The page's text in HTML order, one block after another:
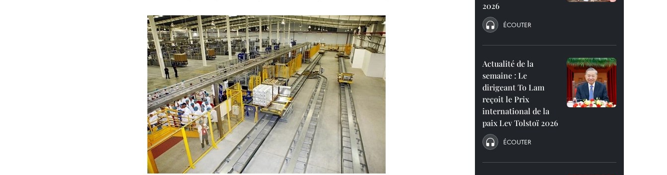
2026
ÉCOUTER
Actualité de la
semaine : Le
dirigeant To Lam
reçoit le Prix
international de la
paix Lev Tolstoï 2026
ÉCOUTER